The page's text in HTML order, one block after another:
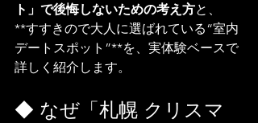
ト」で後悔しないための考え方と、
**すすきので大人に選ばれている“室内
デートスポット”**を、実体験ベースで
詳しく紹介します。
◆ なぜ「札幌 クリスマ